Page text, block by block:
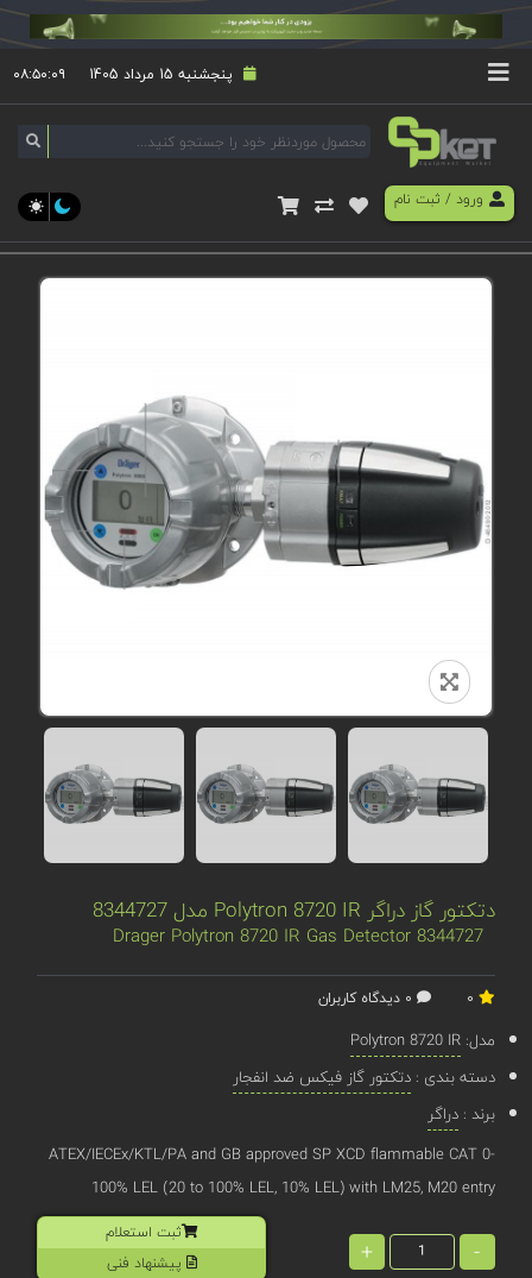
پنجشنبه 15 مرداد 1405 ۰۸:۵۰:۰۹
ورود/ ثبت نام
دتکتور گاز دراگر Polytron 8720 IR مدل 8344727
8344727 Drager Polytron 8720 IR Gas Detector
مدل:Polytron 8720 IR
دسته بندی :دتکتور گاز فیکس ضد انفجار
برند :دراگر
ATEX/IECEx/KTL/PA and GB approved SP XCD flammable CAT 0-
100% LEL (20 to 100% LEL, 10% LEL) with LM25, M20 entry
-
+
ثبت استعلام
پیشنهاد فنی